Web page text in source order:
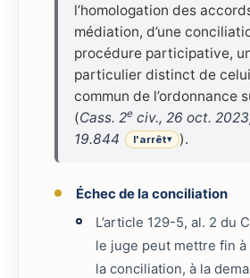
l’homologation des
médiation, d’une
procédure participative,
particulier distinct de
commun de l’ordonnance
(Cass. 2e civ., 26 oct.
19.844
l'arrêt▾ ).
Échec de la conciliation
L’article 129-5, al. 2 du
le juge peut mettre fin
la conciliation, à la